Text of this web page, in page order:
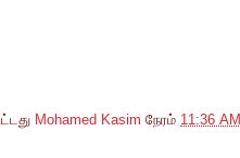
Mohamed Kasim நேரம் 11:36 AM